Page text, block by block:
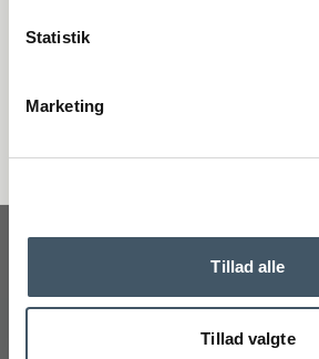
Statistik
Marketing
Tillad alle
Tillad valgte
299-AB318-A606-AB35M
399 SEK
Nej tack